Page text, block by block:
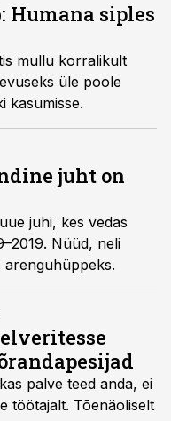
Humana siples
mullu korralikult
üle poole
kasumisse.
juht on
juhi, kes vedas
Nüüd, neli
arenguhüppeks.
palve teed anda, ei
töötajalt. Tõenäoliselt